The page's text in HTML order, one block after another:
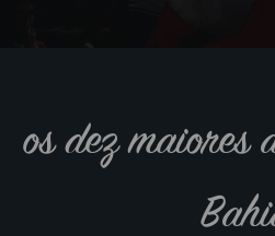
os dez maiores